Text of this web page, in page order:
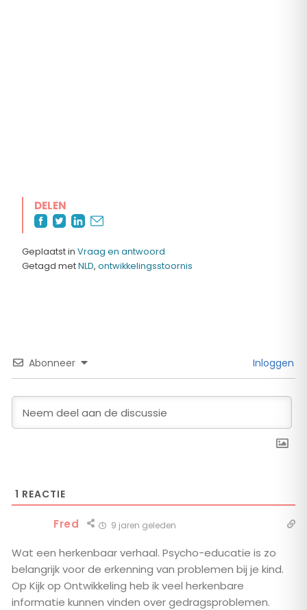
DELEN
Geplaatst in Vraag en antwoord
Getagd metNLD, ontwikkelingsstoornis
Abonneer Inloggen
1 REACTIE
Fred 9 jaren geleden
Wat een herkenbaar verhaal. Psycho-educatie is zo
belangrijk voor de erkenning van problemen bij je kind.
Op Kijk op Ontwikkeling heb ik veel herkenbare
informatie kunnen vinden over gedragsproblemen.